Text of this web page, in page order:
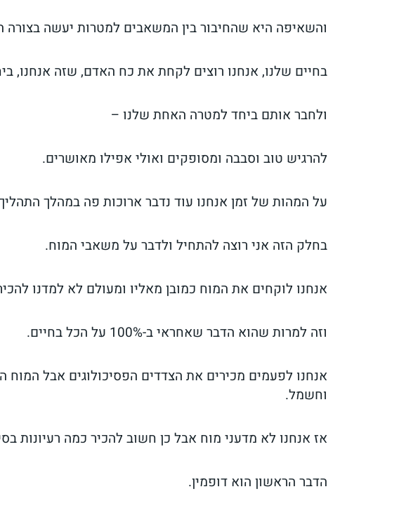
והשאיפה היא שהחיבור בין המשאבים למטרות יעשה בצורה
בחיים שלנו, אנחנו רוצים לקחת את כח האדם, שזה אנחנו,
ולחבר אותם ביחד למטרה האחת שלנו –
להרגיש טוב וסבבה ומסופקים ואולי אפילו מאושרים.
על המהות של זמן אנחנו עוד נדבר ארוכות פה במהלך
בחלק הזה אני רוצה להתחיל ולדבר על משאבי המוח.
אנחנו לוקחים את המוח כמובן מאליו ומעולם לא למדנו
וזה למרות שהוא הדבר שאחראי ב-100% על הכל בחיים.
אנחנו לפעמים מכירים את הצדדים הפסיכולוגים אבל המוח
וחשמל.
אז אנחנו לא מדעני מוח אבל כן חשוב להכיר כמה
הדבר הראשון הוא דופמין.